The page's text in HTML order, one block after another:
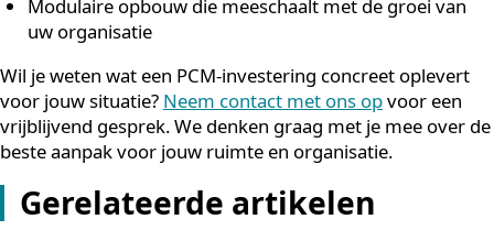
Wij bij Duraflow helpen organisaties om het maximale
koeling voor technische ruimtes. Onze PCM Power
zijn speciaal ontwikkeld voor omgevingen waar
betrouwbare klimaatbeheersing niet
zoals serverruimtes, MCC-ruimtes, SER- en UPS-
Wat wij bieden: